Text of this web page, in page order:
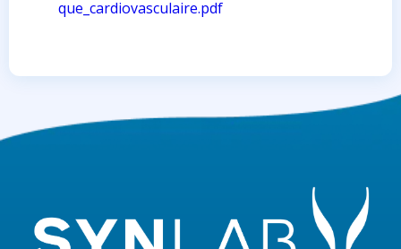
que_cardiovasculaire.pdf